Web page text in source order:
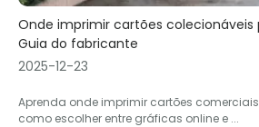
Onde imprimir cartões colecionáveis
Guia do fabricante
2025-12-23
Aprenda onde imprimir cartões
como escolher entre gráficas online e ...